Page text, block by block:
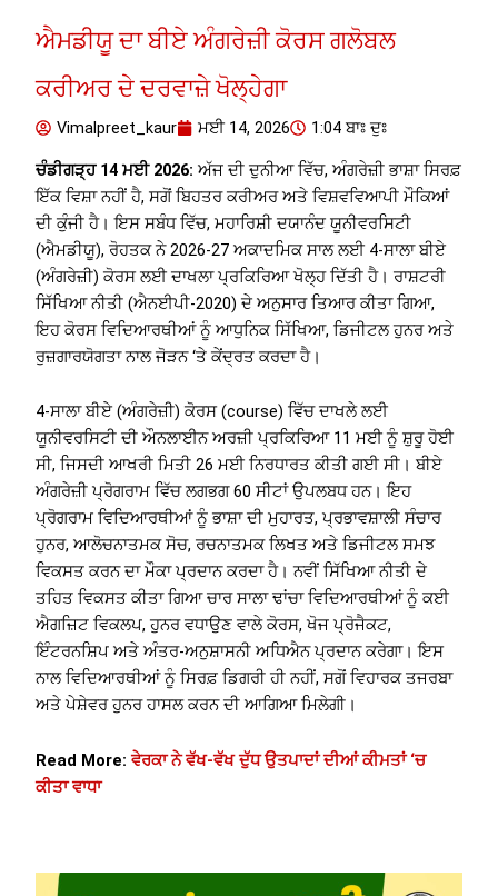
ਐਮਡੀਯੂ ਦਾ ਬੀਏ ਅੰਗਰੇਜ਼ੀ ਕੋਰਸ ਗਲੋਬਲ
ਕਰੀਅਰ ਦੇ ਦਰਵਾਜ਼ੇ ਖੋਲ੍ਹੇਗਾ
Vimalpreet_kaur ਮਈ 14, 2026 1:04 ਬਾਃ ਦੁਃ
ਚੰਡੀਗੜ੍ਹ 14 ਮਈ 2026: ਅੱਜ ਦੀ ਦੁਨੀਆ ਵਿੱਚ, ਅੰਗਰੇਜ਼ੀ ਭਾਸ਼ਾ ਸਿਰਫ਼
ਇੱਕ ਵਿਸ਼ਾ ਨਹੀਂ ਹੈ, ਸਗੋਂ ਬਿਹਤਰ ਕਰੀਅਰ ਅਤੇ ਵਿਸ਼ਵਵਿਆਪੀ ਮੌਕਿਆਂ
ਦੀ ਕੁੰਜੀ ਹੈ। ਇਸ ਸਬੰਧ ਵਿੱਚ, ਮਹਾਰਿਸ਼ੀ ਦਯਾਨੰਦ ਯੂਨੀਵਰਸਿਟੀ
(ਐਮਡੀਯੂ), ਰੋਹਤਕ ਨੇ 2026-27 ਅਕਾਦਮਿਕ ਸਾਲ ਲਈ 4-ਸਾਲਾ ਬੀਏ
(ਅੰਗਰੇਜ਼ੀ) ਕੋਰਸ ਲਈ ਦਾਖਲਾ ਪ੍ਰਕਿਰਿਆ ਖੋਲ੍ਹ ਦਿੱਤੀ ਹੈ। ਰਾਸ਼ਟਰੀ
ਸਿੱਖਿਆ ਨੀਤੀ (ਐਨਈਪੀ-2020) ਦੇ ਅਨੁਸਾਰ ਤਿਆਰ ਕੀਤਾ ਗਿਆ,
ਇਹ ਕੋਰਸ ਵਿਦਿਆਰਥੀਆਂ ਨੂੰ ਆਧੁਨਿਕ ਸਿੱਖਿਆ, ਡਿਜੀਟਲ ਹੁਨਰ ਅਤੇ
ਰੁਜ਼ਗਾਰਯੋਗਤਾ ਨਾਲ ਜੋੜਨ ‘ਤੇ ਕੇਂਦ੍ਰਤ ਕਰਦਾ ਹੈ।
4-ਸਾਲਾ ਬੀਏ (ਅੰਗਰੇਜ਼ੀ) ਕੋਰਸ (course) ਵਿੱਚ ਦਾਖਲੇ ਲਈ
ਯੂਨੀਵਰਸਿਟੀ ਦੀ ਔਨਲਾਈਨ ਅਰਜ਼ੀ ਪ੍ਰਕਿਰਿਆ 11 ਮਈ ਨੂੰ ਸ਼ੁਰੂ ਹੋਈ
ਸੀ, ਜਿਸਦੀ ਆਖਰੀ ਮਿਤੀ 26 ਮਈ ਨਿਰਧਾਰਤ ਕੀਤੀ ਗਈ ਸੀ। ਬੀਏ
ਅੰਗਰੇਜ਼ੀ ਪ੍ਰੋਗਰਾਮ ਵਿੱਚ ਲਗਭਗ 60 ਸੀਟਾਂ ਉਪਲਬਧ ਹਨ। ਇਹ
ਪ੍ਰੋਗਰਾਮ ਵਿਦਿਆਰਥੀਆਂ ਨੂੰ ਭਾਸ਼ਾ ਦੀ ਮੁਹਾਰਤ, ਪ੍ਰਭਾਵਸ਼ਾਲੀ ਸੰਚਾਰ
ਹੁਨਰ, ਆਲੋਚਨਾਤਮਕ ਸੋਚ, ਰਚਨਾਤਮਕ ਲਿਖਤ ਅਤੇ ਡਿਜੀਟਲ ਸਮਝ
ਵਿਕਸਤ ਕਰਨ ਦਾ ਮੌਕਾ ਪ੍ਰਦਾਨ ਕਰਦਾ ਹੈ। ਨਵੀਂ ਸਿੱਖਿਆ ਨੀਤੀ ਦੇ
ਤਹਿਤ ਵਿਕਸਤ ਕੀਤਾ ਗਿਆ ਚਾਰ ਸਾਲਾ ਢਾਂਚਾ ਵਿਦਿਆਰਥੀਆਂ ਨੂੰ ਕਈ
ਐਗਜ਼ਿਟ ਵਿਕਲਪ, ਹੁਨਰ ਵਧਾਉਣ ਵਾਲੇ ਕੋਰਸ, ਖੋਜ ਪ੍ਰੋਜੈਕਟ,
ਇੰਟਰਨਸ਼ਿਪ ਅਤੇ ਅੰਤਰ-ਅਨੁਸ਼ਾਸਨੀ ਅਧਿਐਨ ਪ੍ਰਦਾਨ ਕਰੇਗਾ। ਇਸ
ਨਾਲ ਵਿਦਿਆਰਥੀਆਂ ਨੂੰ ਸਿਰਫ਼ ਡਿਗਰੀ ਹੀ ਨਹੀਂ, ਸਗੋਂ ਵਿਹਾਰਕ ਤਜਰਬਾ
ਅਤੇ ਪੇਸ਼ੇਵਰ ਹੁਨਰ ਹਾਸਲ ਕਰਨ ਦੀ ਆਗਿਆ ਮਿਲੇਗੀ।
Read More:ਵੇਰਕਾ ਨੇ ਵੱਖ-ਵੱਖ ਦੁੱਧ ਉਤਪਾਦਾਂ ਦੀਆਂ ਕੀਮਤਾਂ ‘ਚ
ਕੀਤਾ ਵਾਧਾ